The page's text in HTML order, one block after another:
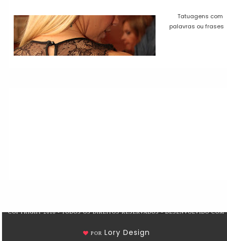
Tatuagens com
palavras ou frases
COPYRIGHT 2018 - TODOS OS DIREITOS RESERVADOS - DESENVOLVIDO COM
POR Lory Design